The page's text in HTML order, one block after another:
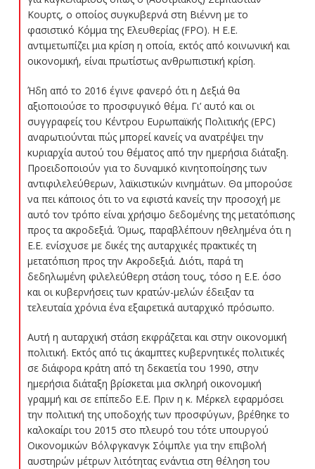
Κουρτς, ο οποίος συγκυβερνά στη Βιέννη με το
φασιστικό Κόμμα της Ελευθερίας (FPΟ). Η Ε.Ε.
αντιμετωπίζει μια κρίση η οποία, εκτός από κοινωνική και
οικονομική, είναι πρωτίστως ανθρωπιστική κρίση.
Ήδη από το 2016 έγινε φανερό ότι η Δεξιά θα
αξιοποιούσε το προσφυγικό θέμα. Γι’ αυτό και οι
συγγραφείς του Κέντρου Ευρωπαϊκής Πολιτικής (EPC)
αναρωτιούνται πώς μπορεί κανείς να ανατρέψει την
κυριαρχία αυτού του θέματος από την ημερήσια διάταξη.
Προειδοποιούν για το δυναμικό κινητοποίησης των
αντιφιλελεύθερων, λαϊκιστικών κινημάτων. Θα μπορούσε
να πει κάποιος ότι το να εφιστά κανείς την προσοχή με
αυτό τον τρόπο είναι χρήσιμο δεδομένης της μετατόπισης
προς τα ακροδεξιά. Όμως, παραβλέπουν ηθελημένα ότι η
Ε.Ε. ενίσχυσε με δικές της αυταρχικές πρακτικές τη
μετατόπιση προς την Ακροδεξιά. Διότι, παρά τη
δεδηλωμένη φιλελεύθερη στάση τους, τόσο η Ε.Ε. όσο
και οι κυβερνήσεις των κρατών-μελών έδειξαν τα
τελευταία χρόνια ένα εξαιρετικά αυταρχικό πρόσωπο.
Αυτή η αυταρχική στάση εκφράζεται και στην οικονομική
πολιτική. Εκτός από τις άκαμπτες κυβερνητικές πολιτικές
σε διάφορα κράτη από τη δεκαετία του 1990, στην
ημερήσια διάταξη βρίσκεται μια σκληρή οικονομική
γραμμή και σε επίπεδο Ε.Ε. Πριν η κ. Μέρκελ εφαρμόσει
την πολιτική της υποδοχής των προσφύγων, βρέθηκε το
καλοκαίρι του 2015 στο πλευρό του τότε υπουργού
Οικονομικών Βόλφγκανγκ Σόιμπλε για την επιβολή
αυστηρών μέτρων λιτότητας ενάντια στη θέληση του